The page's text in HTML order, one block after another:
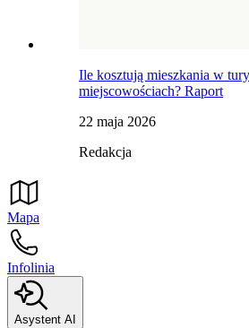
Ile kosztują mieszkania w
miejscowościach? Raport
22 maja 2026
Redakcja
Mapa
Infolinia
Asystent AI